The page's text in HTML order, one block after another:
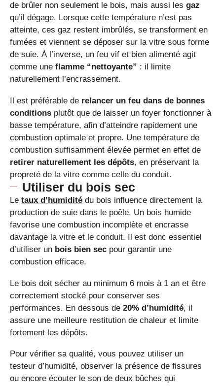
de brûler non seulement le bois, mais aussi les gaz
qu’il dégage. Lorsque cette température n’est pas
atteinte, ces gaz restent imbrûlés, se transforment en
fumées et viennent se déposer sur la vitre sous forme
de suie. À l’inverse, un feu vif et bien alimenté agit
comme une flamme “nettoyante” : il limite
naturellement l’encrassement.
Il est préférable de relancer un feu dans de bonnes
conditions plutôt que de laisser un foyer fonctionner à
basse température, afin d’atteindre rapidement une
combustion optimale et propre. Une température de
combustion suffisamment élevée permet en effet de
retirer naturellement les dépôts, en préservant la
propreté de la vitre comme celle du conduit.
Utiliser du bois sec
Le taux d’humidité du bois influence directement la
production de suie dans le poêle. Un bois humide
favorise une combustion incomplète et encrasse
davantage la vitre et le conduit. Il est donc essentiel
d’utiliser un bois bien sec pour garantir une
combustion efficace.
Le bois doit sécher au minimum 6 mois à 1 an et être
correctement stocké pour conserver ses
performances. En dessous de 20% d’humidité, il
assure une meilleure restitution de chaleur et limite
fortement les dépôts.
Pour vérifier sa qualité, vous pouvez utiliser un
testeur d’humidité, observer la présence de fissures
ou encore écouter le son de deux bûches qui